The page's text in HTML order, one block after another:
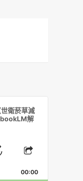
衛菸草減
解
Forward
Share
Episode
00:00